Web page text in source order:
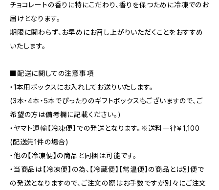
チョコレートの香りに特にこだわり、香りを保つために冷凍でのお
届けとなります。
期限に関わらず、お早めにお召し上がりいただくことをおすすめ
いたします。
■配送に関しての注意事項
・1本用ボックスにお入れしてお送りいたします。
(3本・4本・5本でぴったりのギフトボックスもございますので、ご
希望の方は備考欄に記載ください。)
・ヤマト運輸【冷凍便】での発送となります。※送料一律￥1,100
(配送先1件の場合)
・他の【冷凍便】の商品と同梱は可能です。
・当商品は【冷凍便】の為、【冷蔵便】【常温便】の商品とは別便で
の発送となりますので、ご注文の際はお手数ですが別々にご注文